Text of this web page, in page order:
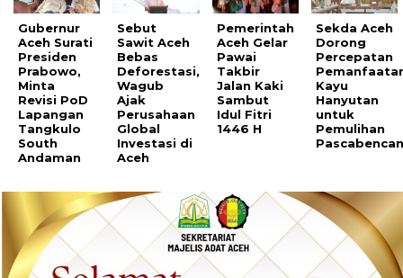
Gubernur
Aceh Surati
Presiden
Prabowo,
Minta
Revisi PoD
Lapangan
Tangkulo
South
Andaman
Sebut
Sawit Aceh
Bebas
Deforestasi,
Wagub
Ajak
Perusahaan
Global
Investasi di
Aceh
Pemerintah
Aceh Gelar
Pawai
Takbir
Jalan Kaki
Sambut
Idul Fitri
1446 H
Sekda Aceh
Dorong
Percepatan
Kayu
Hanyutan
untuk
Pemulihan